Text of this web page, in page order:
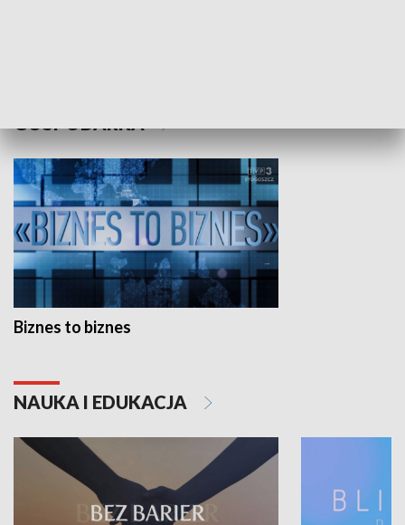
GOSPODARKA
Biznes to biznes
NAUKA I EDUKACJA